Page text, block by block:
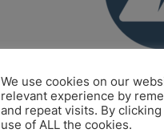
Die FVK-Profile von
We use cookies on our
relevant experience by
and repeat visits. By
use of ALL the cookies.